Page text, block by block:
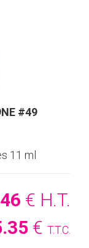
#49
11 ml
€ H.T.
.35 € T.T.C.